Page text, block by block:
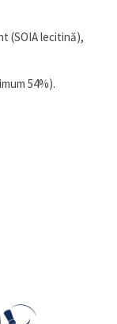
(SOIA lecitină),
54%).